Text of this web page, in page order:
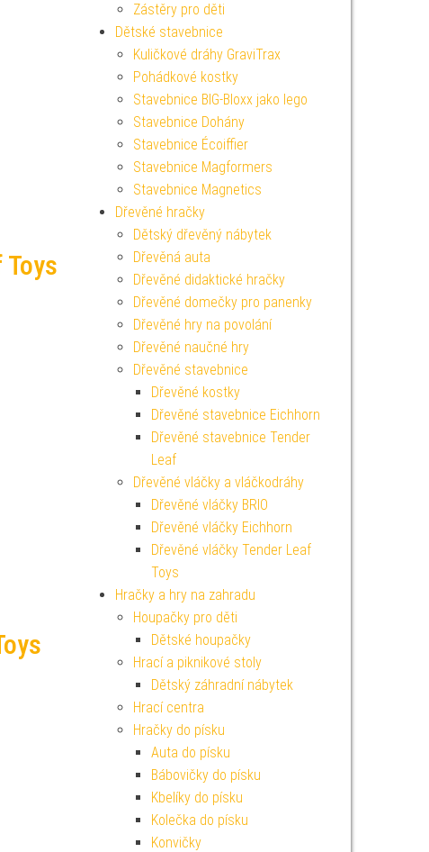
Zástěry pro děti
Dětské stavebnice
Kuličkové dráhy GraviTrax
Pohádkové kostky
Stavebnice BIG-Bloxx jako lego
Stavebnice Dohány
Stavebnice Écoiffier
Stavebnice Magformers
Stavebnice Magnetics
Dřevěné hračky
Dětský dřevěný nábytek
Dřevěná auta
Dřevěné didaktické hračky
Dřevěné domečky pro panenky
Dřevěné hry na povolání
Dřevěné naučné hry
Dřevěné stavebnice
Dřevěné kostky
Dřevěné stavebnice Eichhorn
Dřevěné stavebnice Tender
Leaf
Dřevěné vláčky a vláčkodráhy
Dřevěné vláčky BRIO
Dřevěné vláčky Eichhorn
Dřevěné vláčky Tender Leaf
Toys
Hračky a hry na zahradu
Houpačky pro děti
Dětské houpačky
Hrací a piknikové stoly
Dětský záhradní nábytek
Hrací centra
Hračky do písku
Auta do písku
Bábovičky do písku
Kbelíky do písku
Kolečka do písku
Konvičky